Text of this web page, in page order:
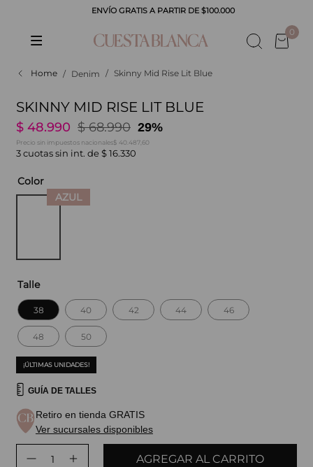
ENVÍO GRATIS A PARTIR DE $100.000
0
Denim Skinny Mid Rise Lit Blue
SKINNY MID RISE LIT BLUE
$ 48.990 $ 68.990 29%
Precio sin impuestos nacionales$ 40.487,60
3 cuotas sin int. de $ 16.330
Color
Talle
38 40 42 44 46
48 50
¡ÚLTIMAS UNIDADES!
GUÍA DE TALLES
Retiro en tienda GRATIS
Ver sucursales disponibles
AGREGAR AL CARRITO